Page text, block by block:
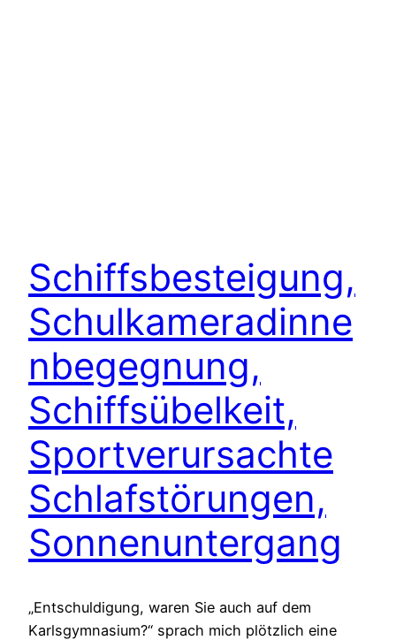
Schiffsbesteigung,
Schulkameradinne
nbegegnung,
Schiffsübelkeit,
Sportverursachte
Schlafstörungen,
Sonnenuntergang
„Entschuldigung, waren Sie auch auf dem
Karlsgymnasium?“ sprach mich plötzlich eine